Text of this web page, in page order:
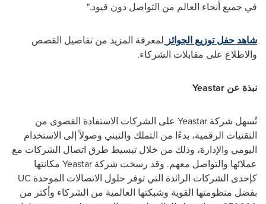
في جميع أنحاء العالم من التواصل دون قيود."
شاهد حفل توزيع الجوائز لمعرفة المزيد من تفاصيل القصص
والاطلاع على مقابلات الشركاء.
نبذة عن Yeastar
تُسهل شركة Yeastar على الشركات الاستفادة القصوى من
التقنيات الرقمية، بدءًا من التملك والتبني وصولاً إلى الاستخدام
اليومي والإدارة، وذلك من خلال تبسيط طرق اتصال الشركات مع
عملائها والتواصل معهم. وقد رسخت شركة Yeastar مكانتها
كإحدى الشركات الرائدة التي توفر حلول الاتصالات الموحدة UC
بفضل منظومتها القوية وشبكتها العالمية من الشركاء وأكثر من